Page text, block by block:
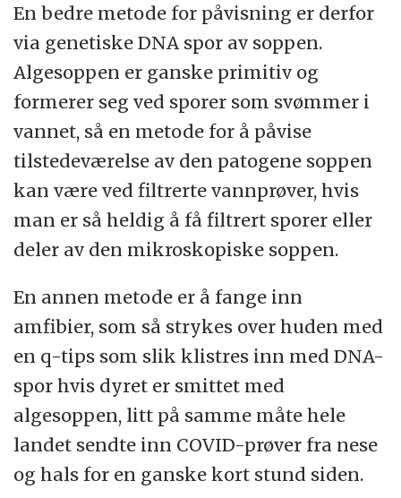
En bedre metode for påvisning er derfor
via genetiske DNA spor av soppen.
Algesoppen er ganske primitiv og
formerer seg ved sporer som svømmer i
vannet, så en metode for å påvise
tilstedeværelse av den patogene soppen
kan være ved filtrerte vannprøver, hvis
man er så heldig å få filtrert sporer eller
deler av den mikroskopiske soppen.
En annen metode er å fange inn
amfibier, som så strykes over huden med
en q-tips som slik klistres inn med DNA-
spor hvis dyret er smittet med
algesoppen, litt på samme måte hele
landet sendte inn COVID-prøver fra nese
og hals for en ganske kort stund siden.